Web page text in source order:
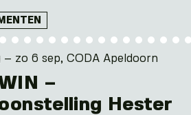
– zo 6 sep, CODA Apeldoorn
–
Hester